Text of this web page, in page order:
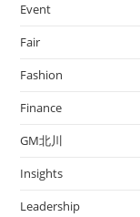
Event
Fair
Fashion
Finance
GM北川
Insights
Leadership